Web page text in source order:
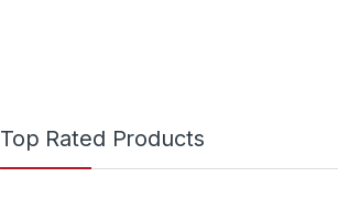
Top Rated Products